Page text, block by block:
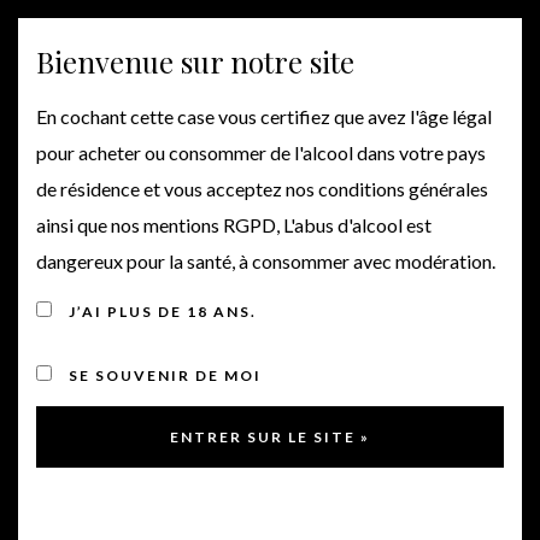
Bienvenue sur notre site
En cochant cette case vous certifiez que avez l'âge légal
pour acheter ou consommer de l'alcool dans votre pays
de résidence et vous acceptez nos conditions générales
ainsi que nos mentions RGPD, L'abus d'alcool est
dangereux pour la santé, à consommer avec modération.
J’AI PLUS DE 18 ANS.
SE SOUVENIR DE MOI